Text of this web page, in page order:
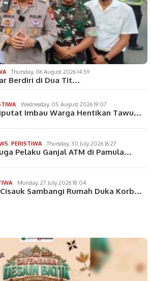
Thursday, 06 August 2026 14:59
Berdiri di Dua Tit…
Wednesday, 05 August 2026 19:07
Imbau Warga Hentikan Tawu…
, PERISTIWA Thursday, 30 July 2026 16:27
Pelaku Ganjal ATM di Pamula…
Monday, 27 July 2026 18:04
Sambangi Rumah Duka Korb…